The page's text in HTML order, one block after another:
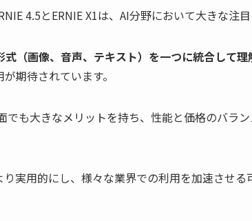
4.5とERNIE X1は、AI分野において大きな注目
式（画像、音声、テキスト）を一つに統合して理
期待されています。
でも大きなメリットを持ち、性能と価格のバラ
実用的にし、様々な業界での利用を加速させる